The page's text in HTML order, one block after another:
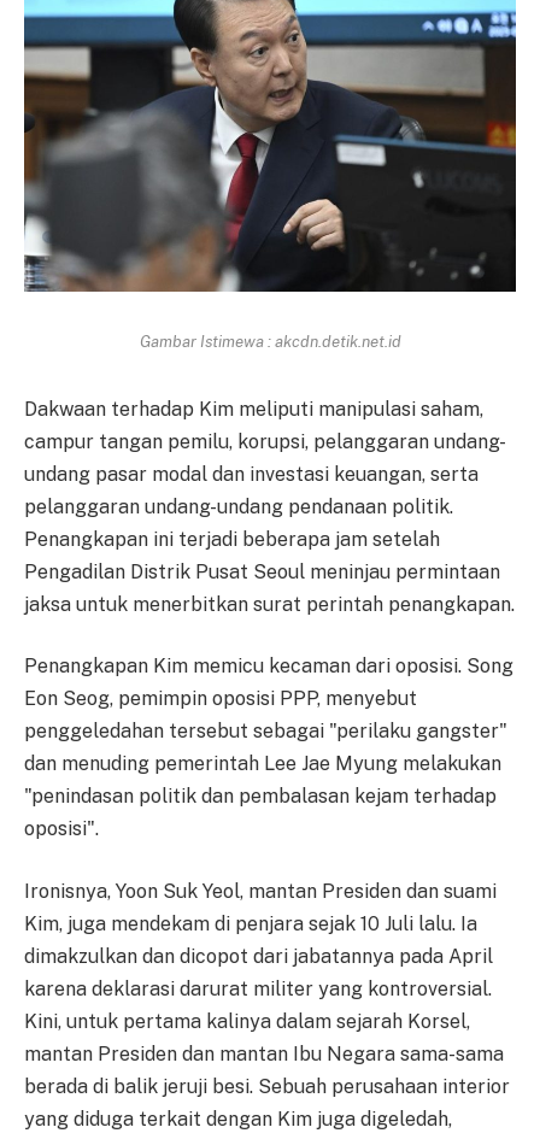
Gambar Istimewa : akcdn.detik.net.id
Dakwaan terhadap Kim meliputi manipulasi saham,
campur tangan pemilu, korupsi, pelanggaran undang-
undang pasar modal dan investasi keuangan, serta
pelanggaran undang-undang pendanaan politik.
Penangkapan ini terjadi beberapa jam setelah
Pengadilan Distrik Pusat Seoul meninjau permintaan
jaksa untuk menerbitkan surat perintah penangkapan.
Penangkapan Kim memicu kecaman dari oposisi. Song
Eon Seog, pemimpin oposisi PPP, menyebut
penggeledahan tersebut sebagai "perilaku gangster"
dan menuding pemerintah Lee Jae Myung melakukan
"penindasan politik dan pembalasan kejam terhadap
oposisi".
Ironisnya, Yoon Suk Yeol, mantan Presiden dan suami
Kim, juga mendekam di penjara sejak 10 Juli lalu. Ia
dimakzulkan dan dicopot dari jabatannya pada April
karena deklarasi darurat militer yang kontroversial.
Kini, untuk pertama kalinya dalam sejarah Korsel,
mantan Presiden dan mantan Ibu Negara sama-sama
berada di balik jeruji besi. Sebuah perusahaan interior
yang diduga terkait dengan Kim juga digeledah,